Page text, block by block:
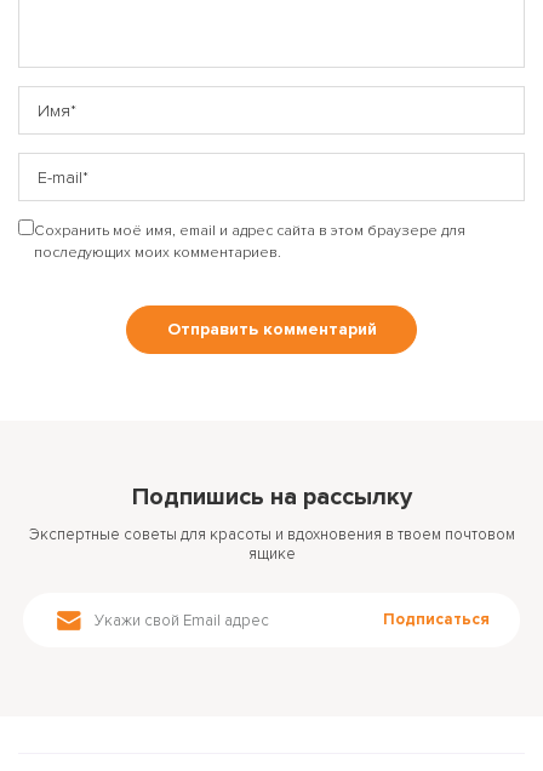
Сохранить моё имя, email и адрес сайта в этом браузере для
последующих моих комментариев.
Подпишись на рассылку
Подписаться
Экспертные советы для красоты и вдохновения в твоем почтовом
ящике